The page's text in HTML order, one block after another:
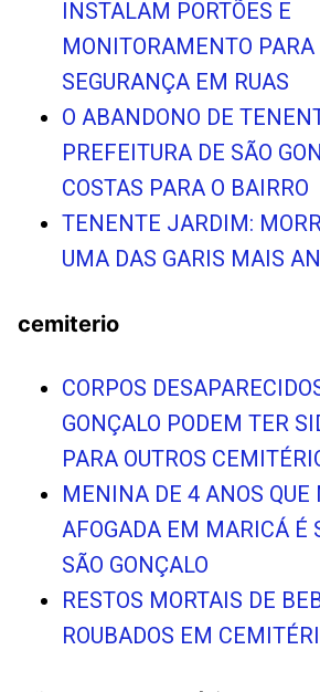
INSTALAM PORTÕES E
MONITORAMENTO PARA
SEGURANÇA EM RUAS
O ABANDONO DE
PREFEITURA DE SÃO
COSTAS PARA O BAIRRO
TENENTE JARDIM:
UMA DAS GARIS MAIS
cemiterio
CORPOS
GONÇALO PODEM TER
PARA OUTROS
MENINA DE 4 ANOS QUE
AFOGADA EM MARICÁ É
SÃO GONÇALO
RESTOS MORTAIS DE
ROUBADOS EM